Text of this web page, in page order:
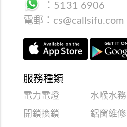
： 5131 6906
電郵： cs@callsifu.com
服務種類
電力電燈 水喉水務
開鎖換鎖
鋁窗維修